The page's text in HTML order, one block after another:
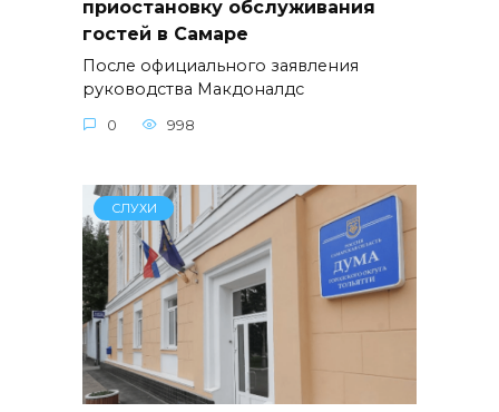
приостановку обслуживания
гостей в Самаре
После официального заявления
руководства Макдоналдс
0 998
СЛУХИ